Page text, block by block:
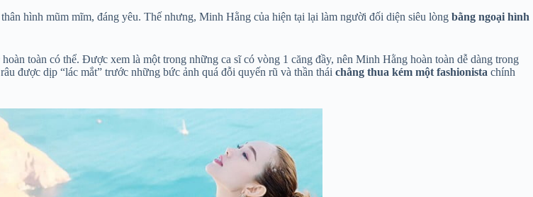
hình mũm mĩm, đáng yêu. Thế nhưng, Minh Hằng của hiện tại lại làm người đối diện siêu lòng bằng ngoại hình
toàn có thể. Được xem là một trong những ca sĩ có vòng 1 căng đầy, nên Minh Hằng hoàn toàn dễ dàng trong
được dịp “lác mắt” trước những bức ảnh quá đỗi quyến rũ và thần thái chẳng thua kém một fashionista chính